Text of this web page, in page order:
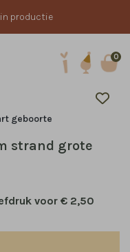
in productie
0
geboorte
strand grote
voor € 2,50